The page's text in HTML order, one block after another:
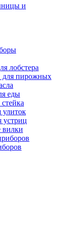
и
лобстера
для пирожных
еды
улиток
устриц
вилки